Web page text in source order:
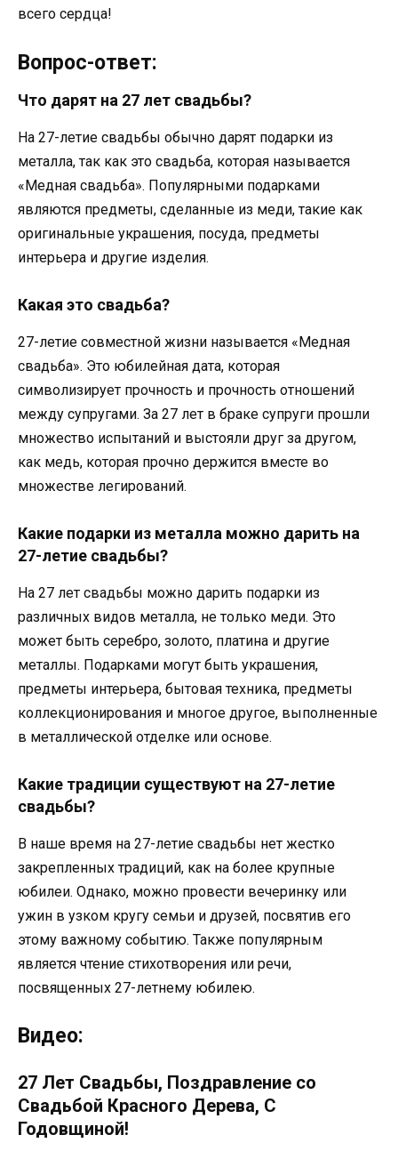
всего сердца!
Вопрос-ответ:
Что дарят на 27 лет свадьбы?
На 27-летие свадьбы обычно дарят подарки из
металла, так как это свадьба, которая называется
«Медная свадьба». Популярными подарками
являются предметы, сделанные из меди, такие как
оригинальные украшения, посуда, предметы
интерьера и другие изделия.
Какая это свадьба?
27-летие совместной жизни называется «Медная
свадьба». Это юбилейная дата, которая
символизирует прочность и прочность отношений
между супругами. За 27 лет в браке супруги прошли
множество испытаний и выстояли друг за другом,
как медь, которая прочно держится вместе во
множестве легирований.
Какие подарки из металла можно дарить на
27-летие свадьбы?
На 27 лет свадьбы можно дарить подарки из
различных видов металла, не только меди. Это
может быть серебро, золото, платина и другие
металлы. Подарками могут быть украшения,
предметы интерьера, бытовая техника, предметы
коллекционирования и многое другое, выполненные
в металлической отделке или основе.
Какие традиции существуют на 27-летие
свадьбы?
В наше время на 27-летие свадьбы нет жестко
закрепленных традиций, как на более крупные
юбилеи. Однако, можно провести вечеринку или
ужин в узком кругу семьи и друзей, посвятив его
этому важному событию. Также популярным
является чтение стихотворения или речи,
посвященных 27-летнему юбилею.
Видео:
27 Лет Свадьбы, Поздравление со
Свадьбой Красного Дерева, С
Годовщиной!